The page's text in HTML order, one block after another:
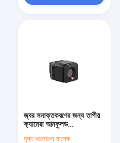
জ্বর সনাক্তকরণের জন্য তাপীয়
ক্যামেরা আনকুলড
মূল্য:আলোচনা সাপেক্ষ